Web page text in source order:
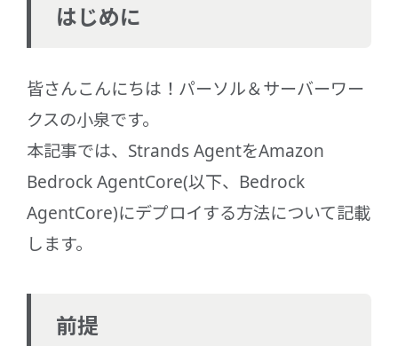
はじめに
皆さんこんにちは！パーソル＆サーバーワー
クスの小泉です。
本記事では、Strands AgentをAmazon
Bedrock AgentCore(以下、Bedrock
AgentCore)にデプロイする方法について記載
します。
前提